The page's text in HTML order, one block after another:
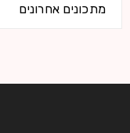
מתכונים אחרונים